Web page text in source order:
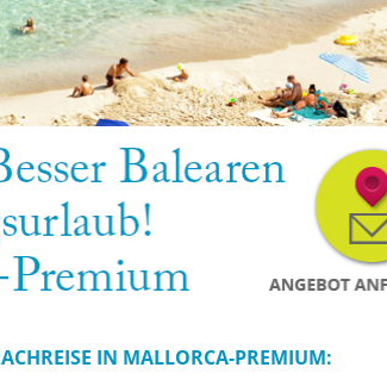
IN MALLORCA-PREMIUM: